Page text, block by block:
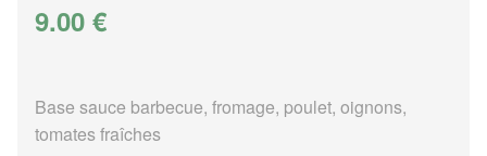
9.00 €
Base sauce barbecue, fromage, poulet, oignons,
tomates fraîches